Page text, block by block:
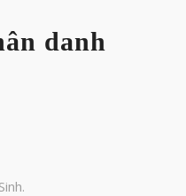
danh